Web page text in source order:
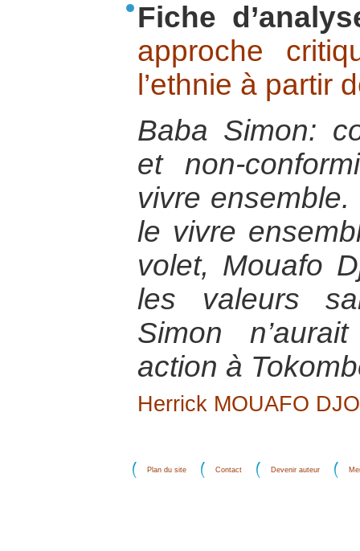
Fiche
approche
l’ethnie à partir
Baba Simon:
et non-
vivre
le vivre
volet, Mouafo
les valeurs
Simon
action à
Herrick MOUAFO
Plan du site Contact Devenir auteur